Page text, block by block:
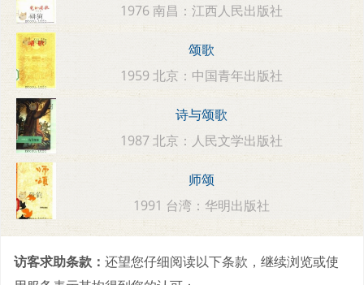
1976 南昌：江西人民出版社
颂歌
1959 北京：中国青年出版社
诗与颂歌
1987 北京：人民文学出版社
师颂
1991 台湾：华明出版社
访客求助条款： 还望您仔细阅读以下条款，继续浏览或使